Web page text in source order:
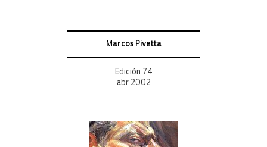
Marcos Pivetta
Edición 74
abr 2002